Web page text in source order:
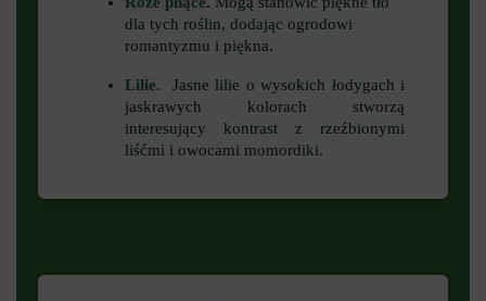
dla tych roślin, dodając ogrodowi
romantyzmu i piękna.
Lilie. Jasne lilie o wysokich łodygach i
jaskrawych kolorach stworzą
interesujący kontrast z rzeźbionymi
liśćmi i owocami momordiki.